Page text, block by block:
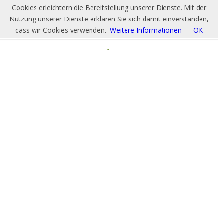
Cookies erleichtern die Bereitstellung unserer Dienste. Mit der
Nutzung unserer Dienste erklären Sie sich damit einverstanden,
dass wir Cookies verwenden. Weitere Informationen OK